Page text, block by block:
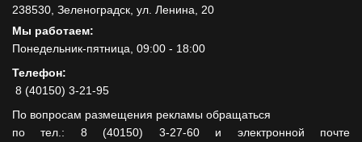
238530, Зеленоградск, ул. Ленина, 20
Мы работаем:
Понедельник-пятница, 09:00 - 18:00
Телефон:
8 (40150) 3-21-95
По вопросам размещения рекламы обращаться
по тел.: 8 (40150) 3-27-60 и электронной почте